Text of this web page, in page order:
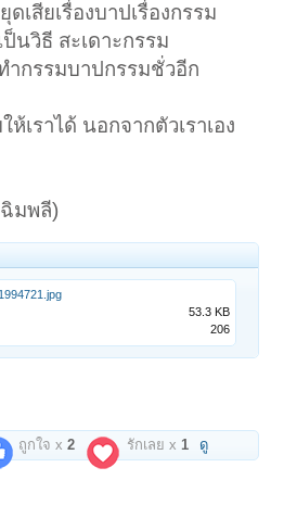
เสียเรื่องบาปเรื่องกรรม
นวิธี สะเดาะกรรม
ำกรรมบาปกรรมชั่วอีก
ห้เราได้ นอกจากตัวเราเอง
มพลี)
53.3 KB
206
ถูกใจ x2 รักเลย x1 ดู